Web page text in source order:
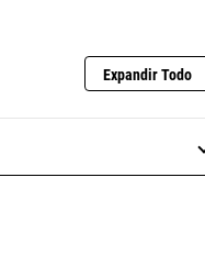
Expandir Todo